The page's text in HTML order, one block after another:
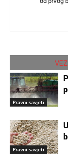
Pravni savjeti
Pravni savjeti